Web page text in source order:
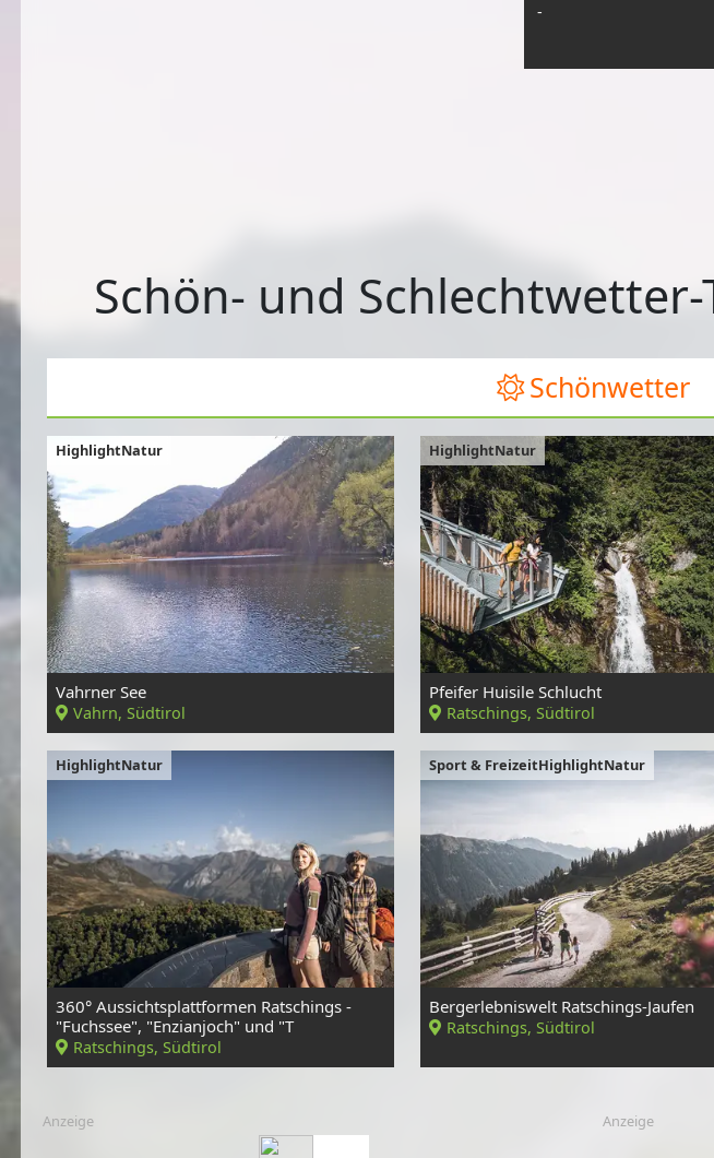
-
Schön- und
Schönwetter
HighlightNatur
Vahrner See
Vahrn, Südtirol
HighlightNatur
Pfeifer Huisile Schlucht
Ratschings, Südtirol
HighlightNatur
360° Aussichtsplattformen Ratschings -
"Fuchssee", "Enzianjoch" und "T
Ratschings, Südtirol
Sport & FreizeitHighlightNatur
Bergerlebniswelt Ratschings-Jaufen
Ratschings, Südtirol
Anzeige Anzeige